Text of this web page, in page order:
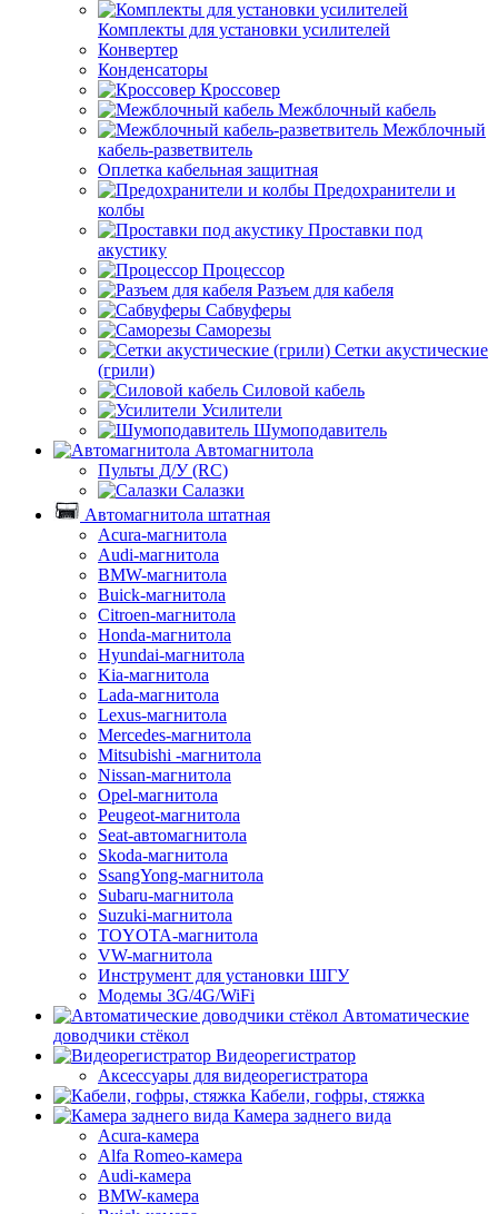
Комплекты для установки усилителей
Конвертер
Конденсаторы
Кроссовер
Межблочный кабель
Межблочный
кабель-разветвитель
Оплетка кабельная защитная
Предохранители и
колбы
Проставки под
акустику
Процессор
Разъем для кабеля
Сабвуферы
Саморезы
Сетки акустические
(грили)
Силовой кабель
Усилители
Шумоподавитель
Автомагнитола
Пульты Д/У (RC)
Салазки
Автомагнитола штатная
Acura-магнитола
Audi-магнитола
BMW-магнитола
Buick-магнитола
Citroen-магнитола
Honda-магнитола
Hyundai-магнитола
Kia-магнитола
Lada-магнитола
Lexus-магнитола
Mercedes-магнитола
Mitsubishi -магнитола
Nissan-магнитола
Opel-магнитола
Peugeot-магнитола
Seat-автомагнитола
Skoda-магнитола
SsangYong-магнитола
Subaru-магнитола
Suzuki-магнитола
TOYOTA-магнитола
VW-магнитола
Инструмент для установки ШГУ
Модемы 3G/4G/WiFi
Автоматические
доводчики стёкол
Видеорегистратор
Аксессуары для видеорегистратора
Кабели, гофры, стяжка
Камера заднего вида
Acura-камера
Alfa Romeo-камера
Audi-камера
BMW-камера